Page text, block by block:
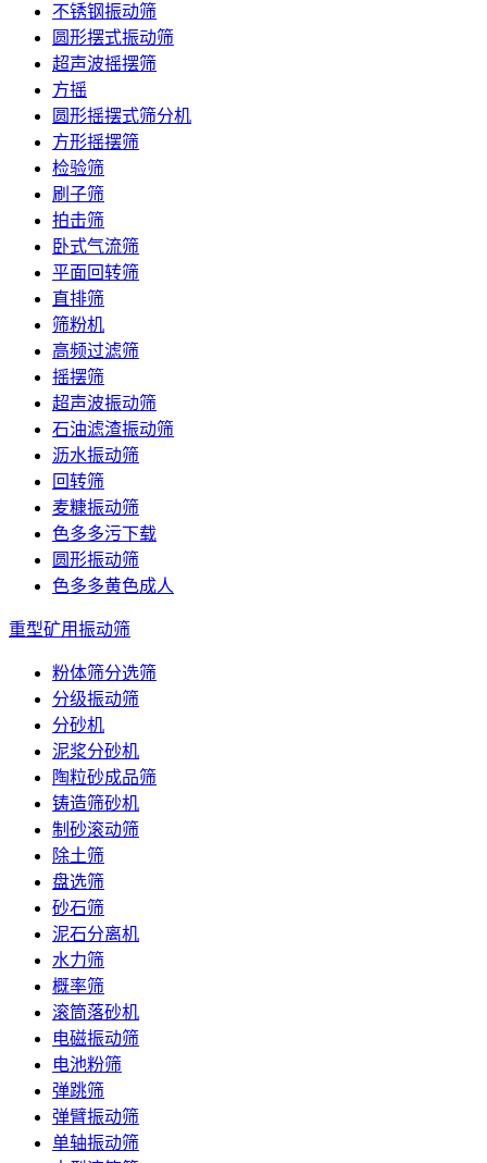
不锈钢振动筛
圆形摆式振动筛
超声波摇摆筛
方摇
圆形摇摆式筛分机
方形摇摆筛
检验筛
刷子筛
拍击筛
卧式气流筛
平面回转筛
直排筛
筛粉机
高频过滤筛
摇摆筛
超声波振动筛
石油滤渣振动筛
沥水振动筛
回转筛
麦糠振动筛
色多多污下载
圆形振动筛
色多多黄色成人
重型矿用振动筛
粉体筛分选筛
分级振动筛
分砂机
泥浆分砂机
陶粒砂成品筛
铸造筛砂机
制砂滚动筛
除土筛
盘选筛
砂石筛
泥石分离机
水力筛
概率筛
滚筒落砂机
电磁振动筛
电池粉筛
弹跳筛
弹臂振动筛
单轴振动筛